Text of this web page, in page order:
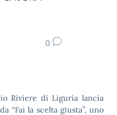
0
Riviere di Liguria lancia
“Fai la scelta giusta”, uno